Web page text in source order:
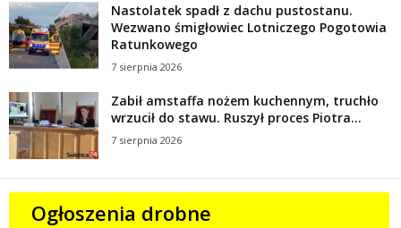
Nastolatek spadł z dachu pustostanu.
Wezwano śmigłowiec Lotniczego Pogotowia
Ratunkowego
7 sierpnia 2026
Zabił amstaffa nożem kuchennym, truchło
wrzucił do stawu. Ruszył proces Piotra...
7 sierpnia 2026
Ogłoszenia drobne